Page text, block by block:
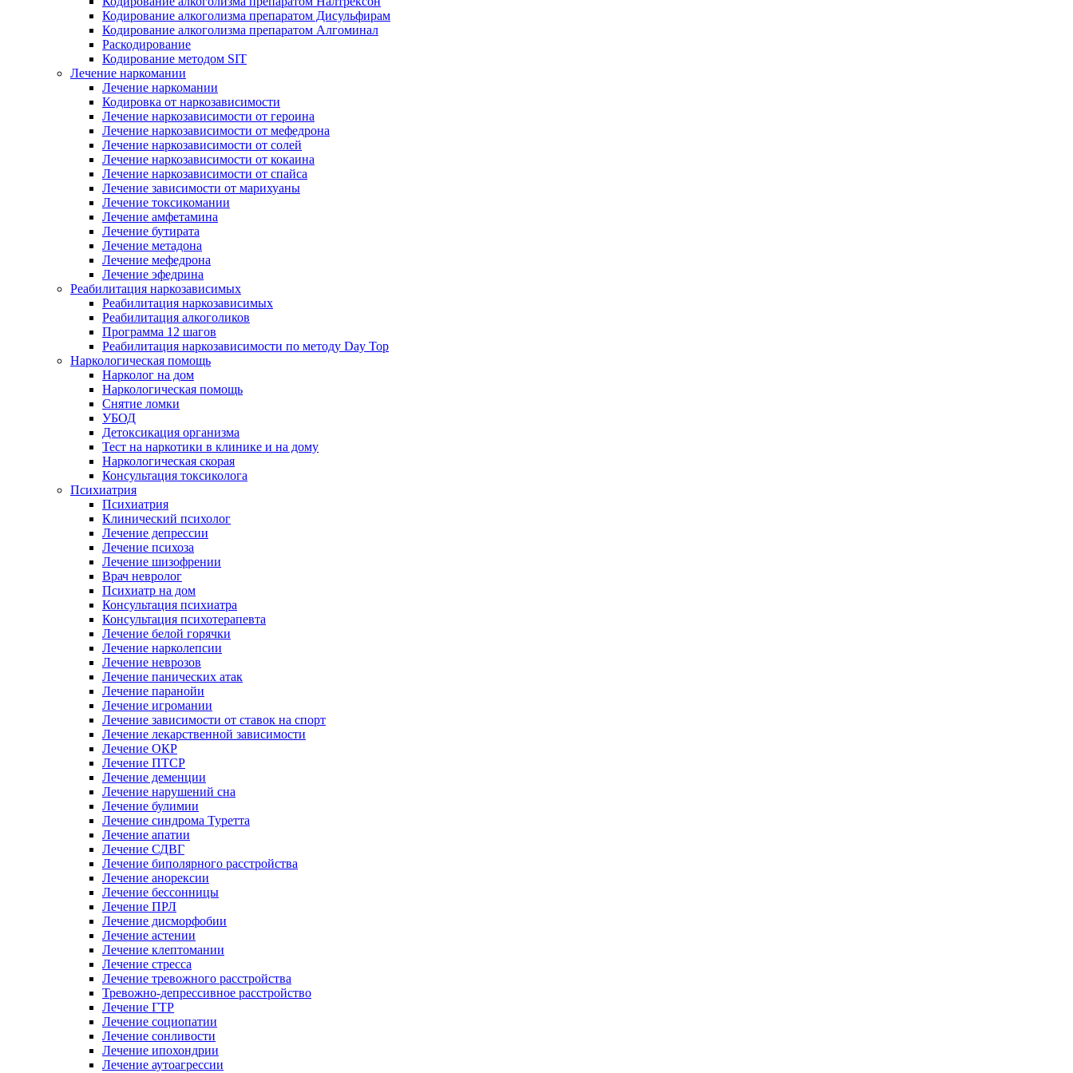
Кодирование алкоголизма препаратом Дисульфирам
Кодирование алкоголизма препаратом Алгоминал
Раскодирование
Кодирование методом SIT
Лечение наркомании
Лечение наркомании
Кодировка от наркозависимости
Лечение наркозависимости от героина
Лечение наркозависимости от мефедрона
Лечение наркозависимости от солей
Лечение наркозависимости от кокаина
Лечение наркозависимости от спайса
Лечение зависимости от марихуаны
Лечение токсикомании
Лечение амфетамина
Лечение бутирата
Лечение метадона
Лечение мефедрона
Лечение эфедрина
Реабилитация наркозависимых
Реабилитация наркозависимых
Реабилитация алкоголиков
Программа 12 шагов
Реабилитация наркозависимости по методу Day Top
Наркологическая помощь
Нарколог на дом
Наркологическая помощь
Снятие ломки
УБОД
Детоксикация организма
Тест на наркотики в клинике и на дому
Наркологическая скорая
Консультация токсиколога
Психиатрия
Психиатрия
Клинический психолог
Лечение депрессии
Лечение психоза
Лечение шизофрении
Врач невролог
Психиатр на дом
Консультация психиатра
Консультация психотерапевта
Лечение белой горячки
Лечение нарколепсии
Лечение неврозов
Лечение панических атак
Лечение паранойи
Лечение игромании
Лечение зависимости от ставок на спорт
Лечение лекарственной зависимости
Лечение ОКР
Лечение ПТСР
Лечение деменции
Лечение нарушений сна
Лечение булимии
Лечение синдрома Туретта
Лечение апатии
Лечение СДВГ
Лечение биполярного расстройства
Лечение анорексии
Лечение бессонницы
Лечение ПРЛ
Лечение дисморфобии
Лечение астении
Лечение клептомании
Лечение стресса
Лечение тревожного расстройства
Тревожно-депрессивное расстройство
Лечение ГТР
Лечение социопатии
Лечение сонливости
Лечение ипохондрии
Лечение аутоагрессии